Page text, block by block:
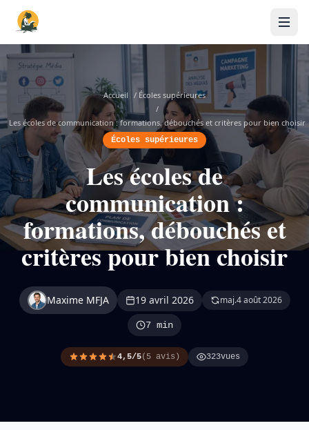
Accueil / Écoles supérieures
/
Les écoles de communication : formations, débouchés et critères pour bien choisir
Écoles supérieures
Les écoles de
communication :
formations, débouchés et
critères pour bien choisir
Maxime MFJA 19 avril 2026 maj.4 août 2026
7 min
4,5/5(5 avis) 323vues